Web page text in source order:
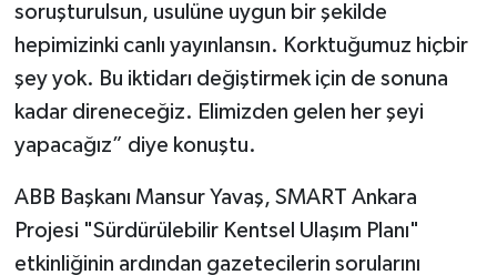
soruşturulsun, usulüne uygun bir şekilde
hepimizinki canlı yayınlansın. Korktuğumuz hiçbir
şey yok. Bu iktidarı değiştirmek için de sonuna
kadar direneceğiz. Elimizden gelen her şeyi
yapacağız” diye konuştu.
ABB Başkanı Mansur Yavaş, SMART Ankara
Projesi "Sürdürülebilir Kentsel Ulaşım Planı"
etkinliğinin ardından gazetecilerin sorularını